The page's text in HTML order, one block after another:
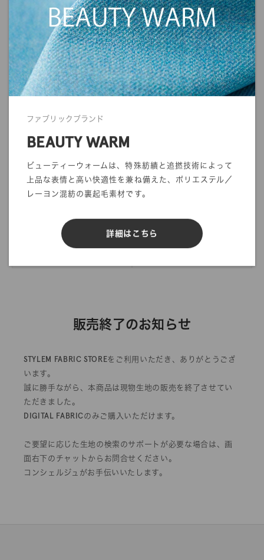
ファブリックブランド
BEAUTY WARM
ビューティーウォームは、特殊紡績と追撚技術によって
上品な表情と高い快適性を兼ね備えた、ポリエステル／
レーヨン混紡の裏起毛素材です。
詳細はこちら
することができません。
ご注文の前にサンプル帳でのご確認をお勧めします。
・商品の発送について
発送に関する注意事項を利用ガイドに記載しております。
ご注文前に一度ご確認をお願いします。
>>ご利用ガイド
在庫／品質情報照会
販売終了のお知らせ
STYLEM FABRIC STOREをご利用いただき、ありがとうござ
います。
誠に勝手ながら、本商品は現物生地の販売を終了させてい
ただきました。
DIGITAL FABRICのみご購入いただけます。
ご要望に応じた生地の検索のサポートが必要な場合は、画
面右下のチャットからお問合せください。
コンシェルジュがお手伝いいたします。
反物オーダー サンプル帳依頼